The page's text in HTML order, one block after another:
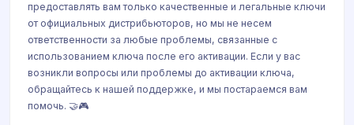
предоставлять вам только качественные и легальные ключи
от официальных дистрибьюторов, но мы не несем
ответственности за любые проблемы, связанные с
использованием ключа после его активации. Если у вас
возникли вопросы или проблемы до активации ключа,
обращайтесь к нашей поддержке, и мы постараемся вам
помочь. 🤝🎮